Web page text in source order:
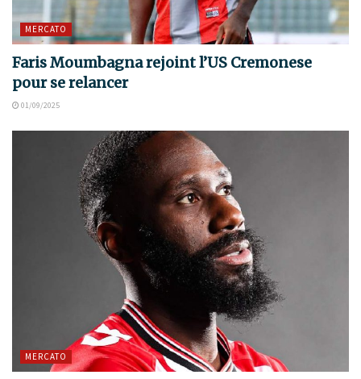
MERCATO
Faris Moumbagna rejoint l’US Cremonese
pour se relancer
01/09/2025
MERCATO